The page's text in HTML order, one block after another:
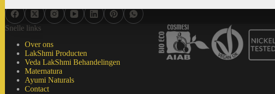
Snelle links
Over ons
LakShmi Producten
Veda LakShmi Behandelingen
Maternatura
Ayumi Naturals
Contact